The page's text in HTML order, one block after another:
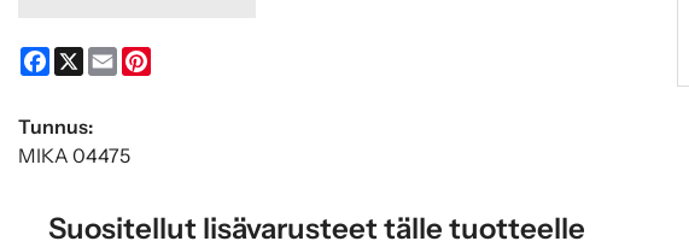
Facebook
X Email
Tunnus:
MIKA 04475
Suositellut lisävarusteet tälle tuotteelle